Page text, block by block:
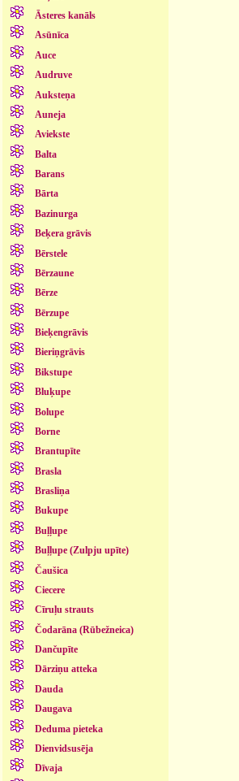
Āsteres kanāls
Asūnīca
Auce
Audruve
Auksteņa
Auneja
Aviekste
Balta
Barans
Bārta
Bazinurga
Beķera grāvis
Bērstele
Bērzaune
Bērze
Bērzupe
Bieķengrāvis
Bieriņgrāvis
Bikstupe
Bluķupe
Bolupe
Borne
Brantupīte
Brasla
Brasliņa
Bukupe
Buļļupe
Buļļupe (Zulpju upīte)
Čaušica
Ciecere
Cīruļu strauts
Čodarāna (Rūbežneica)
Dančupīte
Dārziņu atteka
Dauda
Daugava
Deduma pieteka
Dienvidsusēja
Dīvaja